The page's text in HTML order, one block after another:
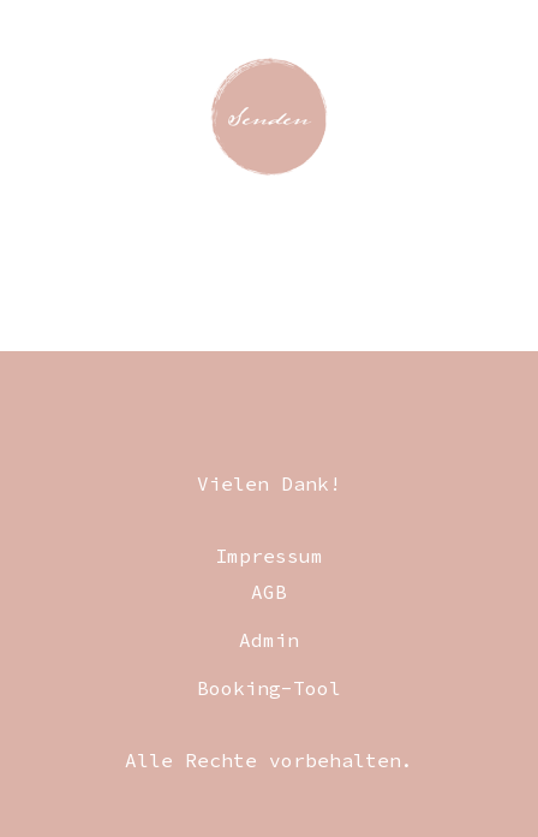
Vielen Dank!
Impressum
AGB
Admin
Booking-Tool
Alle Rechte vorbehalten.